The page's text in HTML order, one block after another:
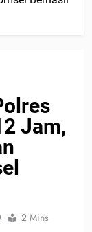
Jam,
2 Mins